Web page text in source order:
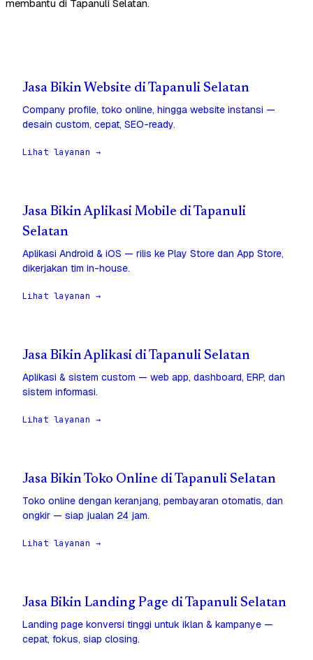
membantu di Tapanuli Selatan.
Jasa Bikin Website di Tapanuli Selatan
Company profile, toko online, hingga website instansi —
desain custom, cepat, SEO-ready.
Lihat layanan →
Jasa Bikin Aplikasi Mobile di Tapanuli
Selatan
Aplikasi Android & iOS — rilis ke Play Store dan App Store,
dikerjakan tim in-house.
Lihat layanan →
Jasa Bikin Aplikasi di Tapanuli Selatan
Aplikasi & sistem custom — web app, dashboard, ERP, dan
sistem informasi.
Lihat layanan →
Jasa Bikin Toko Online di Tapanuli Selatan
Toko online dengan keranjang, pembayaran otomatis, dan
ongkir — siap jualan 24 jam.
Lihat layanan →
Jasa Bikin Landing Page di Tapanuli Selatan
Landing page konversi tinggi untuk iklan & kampanye —
cepat, fokus, siap closing.